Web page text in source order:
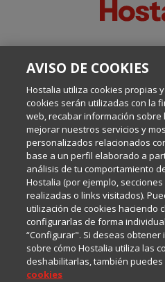
Escrito por el equipo de
Internet y
Política de
Política de
Aviso
AVISO DE COOKIES
Hostalia utiliza cookies propias
cookies serán utilizadas con la
web, recabar información sobre
mejorar nuestros servicios y
personalizados relacionados
base a un perfil elaborado a
análisis de tu comportamiento
Hostalia (por ejemplo,
realizadas o links visitados).
utilización de cookies haciendo
configurarlas de forma
“Configurar". Si deseas
sobre cómo Hostalia utiliza las
deshabilitarlas, también puedes
cookies